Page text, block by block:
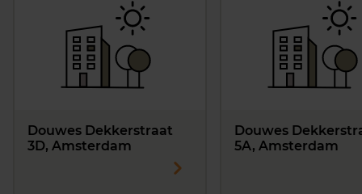
Douwes Dekkerstraat
3D, Amsterdam
Douwes
5A, Amsterdam